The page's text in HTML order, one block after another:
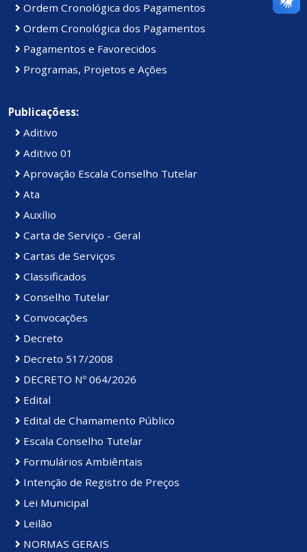
Ordem Cronológica dos Pagamentos
Ordem Cronológica dos Pagamentos
Pagamentos e Favorecidos
Programas, Projetos e Ações
Publicaçõess:
Aditivo
Aditivo 01
Aprovação Escala Conselho Tutelar
Ata
Auxílio
Carta de Serviço - Geral
Cartas de Serviços
Classificados
Conselho Tutelar
Convocações
Decreto
Decreto 517/2008
DECRETO Nº 064/2026
Edital
Edital de Chamamento Público
Escala Conselho Tutelar
Formulários Ambiêntais
Intenção de Registro de Preços
Lei Municipal
Leilão
NORMAS GERAIS